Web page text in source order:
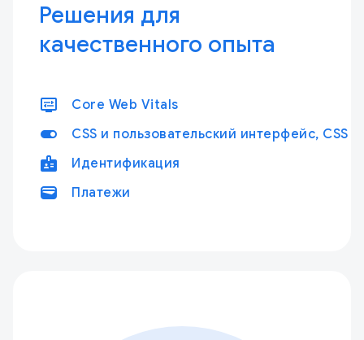
Решения для
качественного опыта
display_settings Core Web Vitals
toggle_on CSS и пользовательский интерфейс, CSS
badge Идентификация
wallet Платежи